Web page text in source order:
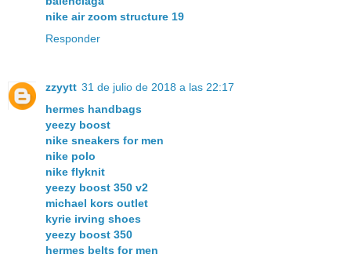
nike air zoom structure 19
Responder
zzyytt 31 de julio de 2018 a las 22:17
hermes handbags
yeezy boost
nike sneakers for men
nike polo
nike flyknit
yeezy boost 350 v2
michael kors outlet
kyrie irving shoes
yeezy boost 350
hermes belts for men